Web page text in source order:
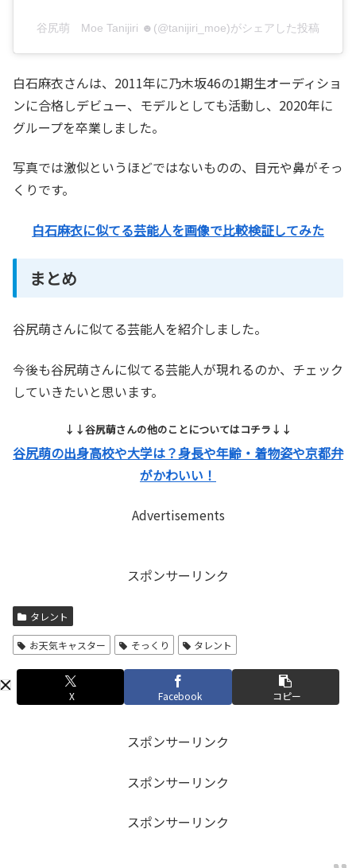
谷尻萌 Moe Tanijiri ☻(@tanijiri_moe)がシェアした投稿
白石麻衣さんは、2011年に乃木坂46の1期生オーディショ
ンに合格しデビュー、モデルとしても活動し、2020年に
グループを卒業しました。
写真では激似というほどではないものの、目元や鼻がそっ
くりです。
白石麻衣に似てる芸能人を画像で比較検証してみた
まとめ
谷尻萌さんに似てる芸能人を紹介しました。
今後も谷尻萌さんに似てる芸能人が現れるのか、チェック
していきたいと思います。
↓↓谷尻萌さんの他のことについてはコチラ↓↓
谷尻萌の出身高校や大学は？身長や年齢・着物姿や京都弁
がかわいい！
Advertisements
スポンサーリンク
タレント
お天気キャスター そっくり タレント
X Facebook コピー
スポンサーリンク
スポンサーリンク
スポンサーリンク